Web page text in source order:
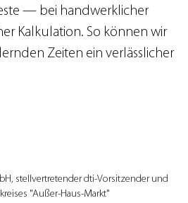
— bei handwerklicher
Kalkulation. So können wir
Zeiten ein verlässlicher
stellvertretender dti-Vorsitzender und
"Außer-Haus-Markt"